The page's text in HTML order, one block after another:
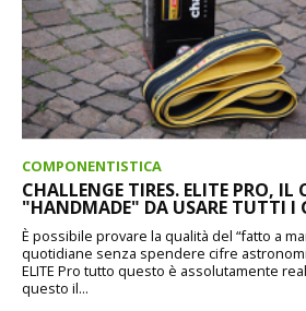
COMPONENTISTICA
CHALLENGE TIRES. ELITE PRO,
"HANDMADE" DA USARE TUTTI I
È possibile provare la qualità del “fatto a
quotidiane senza spendere cifre
ELITE Pro tutto questo è assolutamente
questo il...